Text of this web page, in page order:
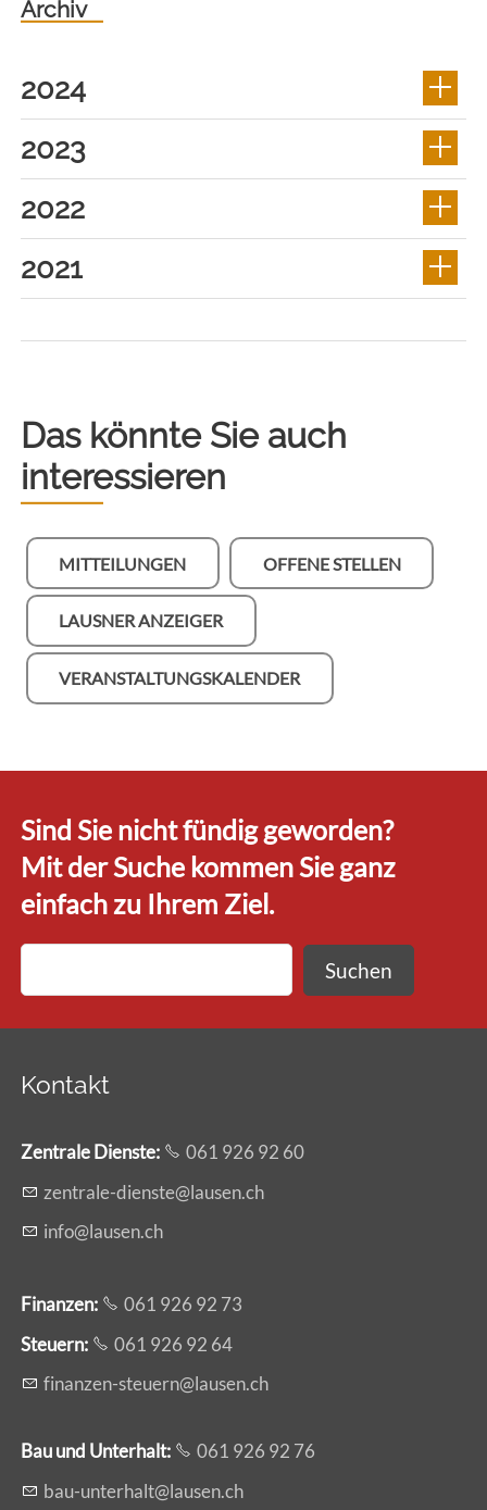
Archiv
2024
2023
2022
2021
Das könnte Sie auch
interessieren
MITTEILUNGEN OFFENE STELLEN
LAUSNER ANZEIGER
VERANSTALTUNGSKALENDER
Sind Sie nicht fündig geworden?
Mit der Suche kommen Sie ganz
einfach zu Ihrem Ziel.
Suchen
Kontakt
Zentrale Dienste:
061 926 92 60
z ntr l -d nst l s nch
nf
l s nch
Finanzen:
061 926 92 73
Steuern:
061 926 92 64
f n nz n-st rn l s nch
Bau und Unterhalt:
061 926 92 76
b
- nt rh lt l s nch